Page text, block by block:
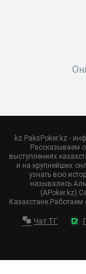
kz.PaksPoker.kz -
Рассказываем
выступлениях
и на крупнейших
узнать всю
назывались
Казахстане.Работаем
Чат ТГ